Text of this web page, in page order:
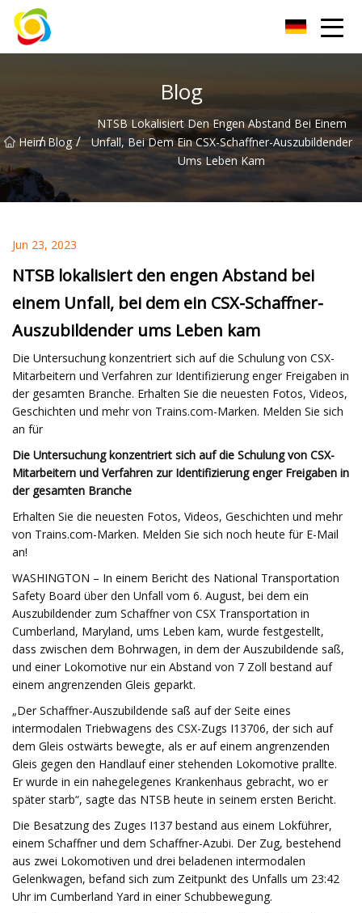
Blog
Heim
/ Blog /
NTSB Lokalisiert Den Engen Abstand Bei Einem
Unfall, Bei Dem Ein CSX-Schaffner-Auszubildender
Ums Leben Kam
Jun 23, 2023
NTSB lokalisiert den engen Abstand bei
einem Unfall, bei dem ein CSX-Schaffner-
Auszubildender ums Leben kam
Die Untersuchung konzentriert sich auf die Schulung von CSX-
Mitarbeitern und Verfahren zur Identifizierung enger Freigaben in
der gesamten Branche. Erhalten Sie die neuesten Fotos, Videos,
Geschichten und mehr von Trains.com-Marken. Melden Sie sich
an für
Die Untersuchung konzentriert sich auf die Schulung von CSX-
Mitarbeitern und Verfahren zur Identifizierung enger Freigaben in
der gesamten Branche
Erhalten Sie die neuesten Fotos, Videos, Geschichten und mehr
von Trains.com-Marken. Melden Sie sich noch heute für E-Mail
an!
WASHINGTON – In einem Bericht des National Transportation
Safety Board über den Unfall vom 6. August, bei dem ein
Auszubildender zum Schaffner von CSX Transportation in
Cumberland, Maryland, ums Leben kam, wurde festgestellt,
dass zwischen dem Bohrwagen, in dem der Auszubildende saß,
und einer Lokomotive nur ein Abstand von 7 Zoll bestand auf
einem angrenzenden Gleis geparkt.
„Der Schaffner-Auszubildende saß auf der Seite eines
intermodalen Triebwagens des CSX-Zugs I13706, der sich auf
dem Gleis ostwärts bewegte, als er auf einem angrenzenden
Gleis gegen den Handlauf einer stehenden Lokomotive prallte.
Er wurde in ein nahegelegenes Krankenhaus gebracht, wo er
später starb“, sagte das NTSB heute in seinem ersten Bericht.
Die Besatzung des Zuges I137 bestand aus einem Lokführer,
einem Schaffner und dem Schaffner-Azubi. Der Zug, bestehend
aus zwei Lokomotiven und drei beladenen intermodalen
Gelenkwagen, befand sich zum Zeitpunkt des Unfalls um 23:42
Uhr im Cumberland Yard in einer Schubbewegung.